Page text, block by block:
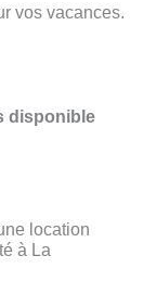
vos vacances.
disponible
location
à La